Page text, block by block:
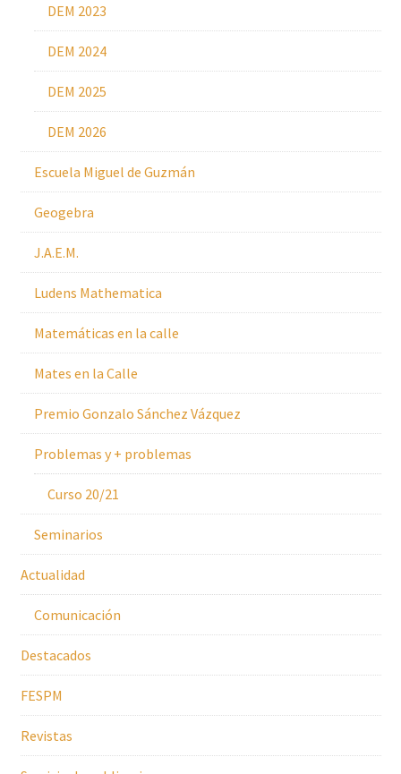
DEM 2023
DEM 2024
DEM 2025
DEM 2026
Escuela Miguel de Guzmán
Geogebra
J.A.E.M.
Ludens Mathematica
Matemáticas en la calle
Mates en la Calle
Premio Gonzalo Sánchez Vázquez
Problemas y + problemas
Curso 20/21
Seminarios
Actualidad
Comunicación
Destacados
FESPM
Revistas